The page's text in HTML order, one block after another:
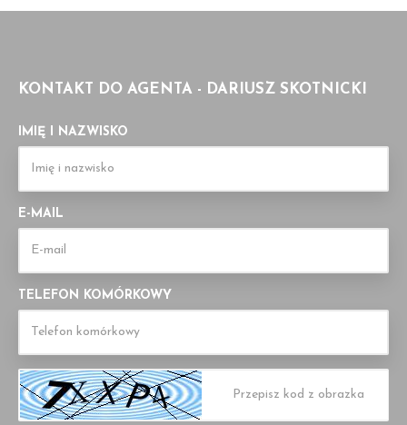
KONTAKT DO AGENTA - DARIUSZ SKOTNICKI
IMIĘ I NAZWISKO
E-MAIL
TELEFON KOMÓRKOWY